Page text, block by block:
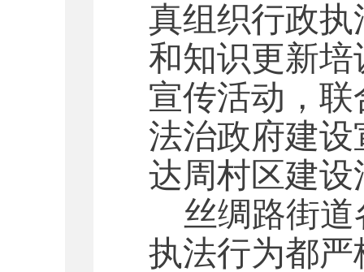
真组织行政
和知识更新
宣传活动，
法治政府建
达周村区建
丝绸路街
执法行为都